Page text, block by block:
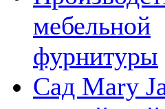
мебельной
фурнитуры
Сад Mary